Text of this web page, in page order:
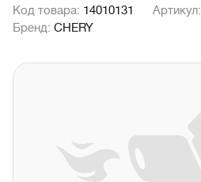
Код товара: 14010131 Артикул:
Бренд: CHERY